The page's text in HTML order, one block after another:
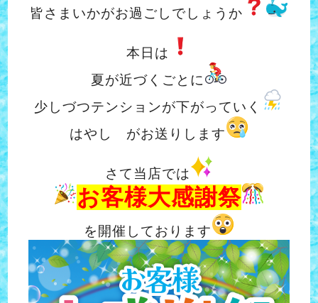
皆さまいかがお過ごしでしょうか
本日は
夏が近づくごとに
少しづつテンションが下がっていく
はやし がお送りします
さて当店では
お客様大感謝祭
を開催しております